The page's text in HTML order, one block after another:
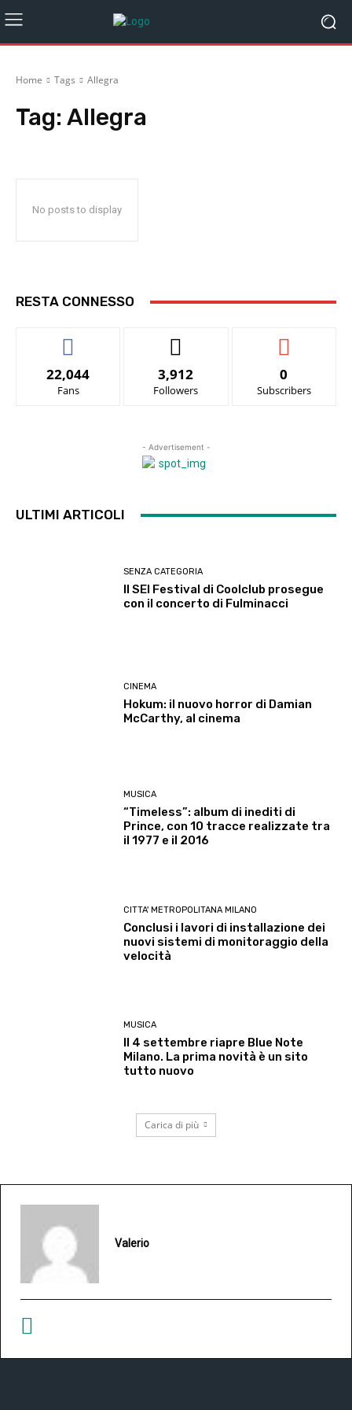
Home Tags Allegra
Tag: Allegra
No posts to display
RESTA CONNESSO
22,044
Fans
3,912
Followers
0
Subscribers
- Advertisement -
ULTIMI ARTICOLI
SENZA CATEGORIA
Il SEI Festival di Coolclub prosegue
con il concerto di Fulminacci
CINEMA
Hokum: il nuovo horror di Damian
McCarthy, al cinema
MUSICA
“Timeless”: album di inediti di
Prince, con 10 tracce realizzate tra
il 1977 e il 2016
CITTA' METROPOLITANA MILANO
Conclusi i lavori di installazione dei
nuovi sistemi di monitoraggio della
velocità
MUSICA
Il 4 settembre riapre Blue Note
Milano. La prima novità è un sito
tutto nuovo
Carica di più
Valerio